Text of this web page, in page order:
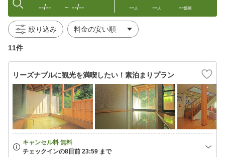
--/-- 〜 --/-- --人 --人 --部屋
絞り込み
11件
リーズナブルに観光を満喫したい！素泊まりプラン